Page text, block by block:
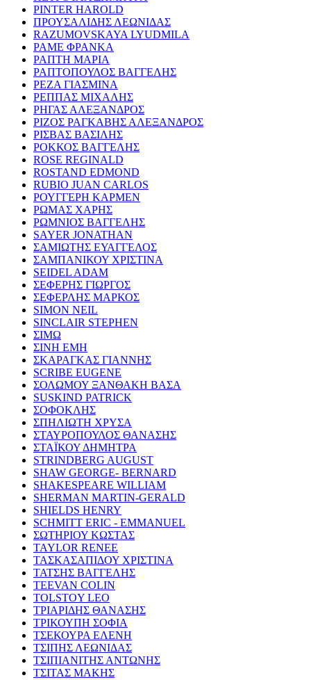
PINTER HAROLD
ΠΡΟΥΣΑΛΙΔΗΣ ΛΕΩΝΙΔΑΣ
RAZUMOVSKAYA LYUDMILA
ΡΑΜΕ ΦΡΑΝΚΑ
ΡΑΠΤΗ ΜΑΡΙΑ
ΡΑΠΤΟΠΟΥΛΟΣ ΒΑΓΓΕΛΗΣ
ΡΕΖΑ ΓΙΑΣΜΙΝΑ
ΡΕΠΠΑΣ ΜΙΧΑΛΗΣ
ΡΗΓΑΣ ΑΛΕΞΑΝΔΡΟΣ
ΡΙΖΟΣ ΡΑΓΚΑΒΗΣ ΑΛΕΞΑΝΔΡΟΣ
ΡΙΣΒΑΣ ΒΑΣΙΛΗΣ
ΡΟΚΚΟΣ ΒΑΓΓΕΛΗΣ
ROSE REGINALD
ROSTAND EDMOND
RUBIO JUAN CARLOS
ΡΟΥΓΓΕΡΗ ΚΑΡΜΕΝ
ΡΩΜΑΣ ΧΑΡΗΣ
ΡΩΜΝΙΟΣ ΒΑΓΓΕΛΗΣ
SAYER JONATHAN
ΣΑΜΙΩΤΗΣ ΕΥΑΓΓΕΛΟΣ
ΣΑΜΠΑΝΙΚΟΥ ΧΡΙΣΤΙΝΑ
SEIDEL ADAM
ΣΕΦΕΡΗΣ ΓΙΩΡΓΟΣ
ΣΕΦΕΡΛΗΣ ΜΑΡΚΟΣ
SIMON NEIL
SINCLAIR STEPHEN
ΣΙΜΩ
ΣΙΝΗ ΕΜΗ
ΣΚΑΡΑΓΚΑΣ ΓΙΑΝΝΗΣ
SCRIBE EUGENE
ΣΟΛΩΜΟΥ ΞΑΝΘΑΚΗ ΒΑΣΑ
SUSKIND PATRICK
ΣΟΦΟΚΛΗΣ
ΣΠΗΛΙΩΤΗ ΧΡΥΣΑ
ΣΤΑΥΡΟΠΟΥΛΟΣ ΘΑΝΑΣΗΣ
ΣΤΑΪΚΟΥ ΔΗΜΗΤΡΑ
STRINDBERG AUGUST
SHAW GEORGE- BERNARD
SHAKESPEARE WILLIAM
SHERMAN MARTIN-GERALD
SHIELDS HENRY
SCHMITT ERIC - EMMANUEL
ΣΩΤΗΡΙΟΥ ΚΩΣΤΑΣ
TAYLOR RENEE
ΤΑΣΚΑΣΑΠΙΔΟΥ ΧΡΙΣΤΙΝΑ
ΤΑΤΣΗΣ ΒΑΓΓΕΛΗΣ
TEEVAN COLIN
TOLSTOY LEO
ΤΡΙΑΡΙΔΗΣ ΘΑΝΑΣΗΣ
ΤΡΙΚΟΥΠΗ ΣΟΦΙΑ
ΤΣΕΚΟΥΡΑ ΕΛΕΝΗ
ΤΣΙΠΗΣ ΛΕΩΝΙΔΑΣ
ΤΣΙΠΙΑΝΙΤΗΣ ΑΝΤΩΝΗΣ
ΤΣΙΤΑΣ ΜΑΚΗΣ